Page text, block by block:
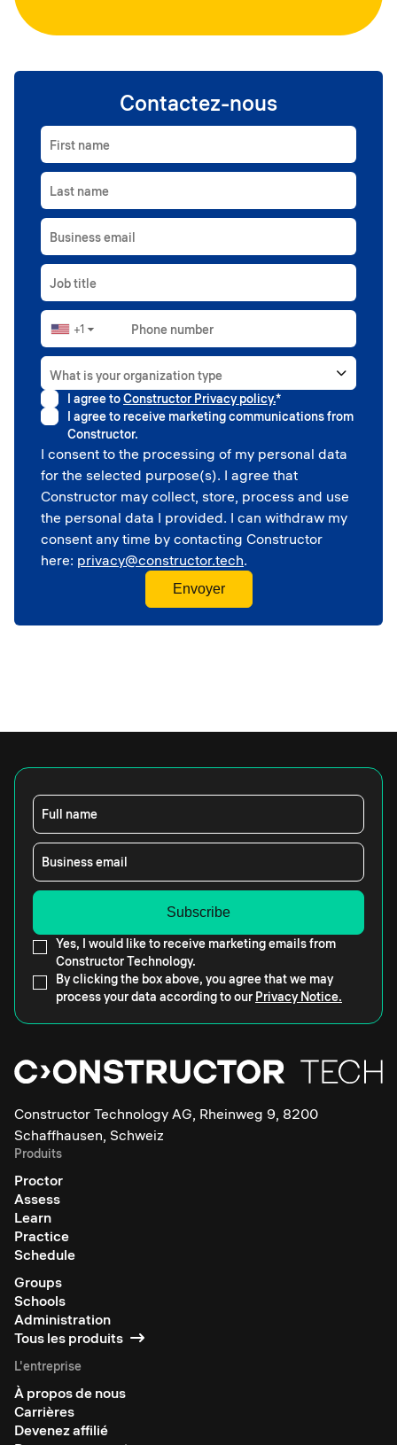
Contactez-nous
First name
Last name
Business email
Job title
Phone number
+1 ▼
What is your organization type
Higher education
Government
Professional sport
Corporate
School
I agree toConstructor Privacy policy.*
I agree to receive marketing communications from
Constructor.
I consent to the processing of my personal data
for the selected purpose(s). I agree that
Constructor may collect, store, process and use
the personal data I provided. I can withdraw my
consent any time by contacting Constructor
here: privacy@constructor.tech.
Full name
Business email
Yes, I would like to receive marketing emails from
Constructor Technology.
By clicking the box above, you agree that we may
process your data according to our Privacy Notice.
Constructor Technology AG, Rheinweg 9, 8200
Schaffhausen, Schweiz
Produits
Proctor
Assess
Learn
Practice
Schedule
Groups
Schools
Administration
Tous les produits
L'entreprise
À propos de nous
Carrières
Devenez affilié